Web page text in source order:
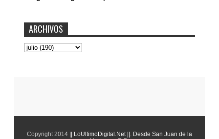
ARCHIVOS
Copyright 2014 || LoUltimoDigital.Net || Desde San Juan de la